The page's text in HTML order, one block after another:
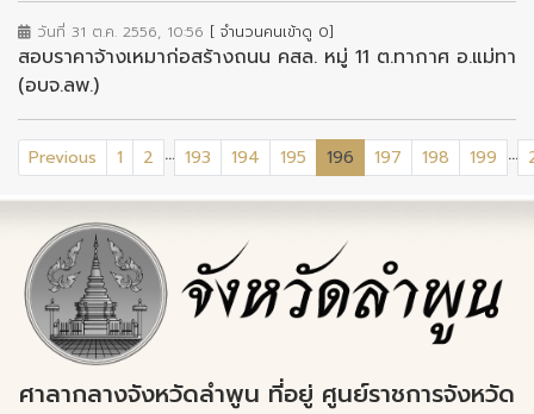
วันที่ 31 ต.ค. 2556, 10:56 [ จำนวนคนเข้าดู 0]
สอบราคาจ้างเหมาก่อสร้างถนน คสล. หมู่ 11 ต.ทากาศ อ.แม่ทา
(อบจ.ลพ.)
Previous 1 2 ... 193 194 195 196 (current)
197 198 199 ...
ศาลากลางจังหวัดลำพูน ที่อยู่ ศูนย์ราชการจังหวัด